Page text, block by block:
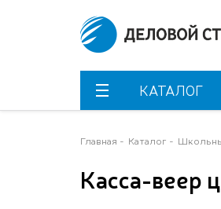
КАТАЛОГ
Главная Каталог
Касса-веер